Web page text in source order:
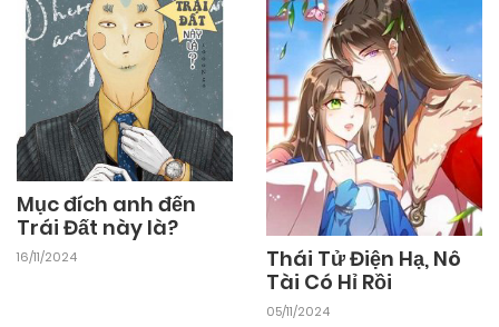
Mục đích anh đến
Trái Đất này là?
16/11/2024
Thái Tử Điện Hạ, Nô
Tài Có Hỉ Rồi
05/11/2024